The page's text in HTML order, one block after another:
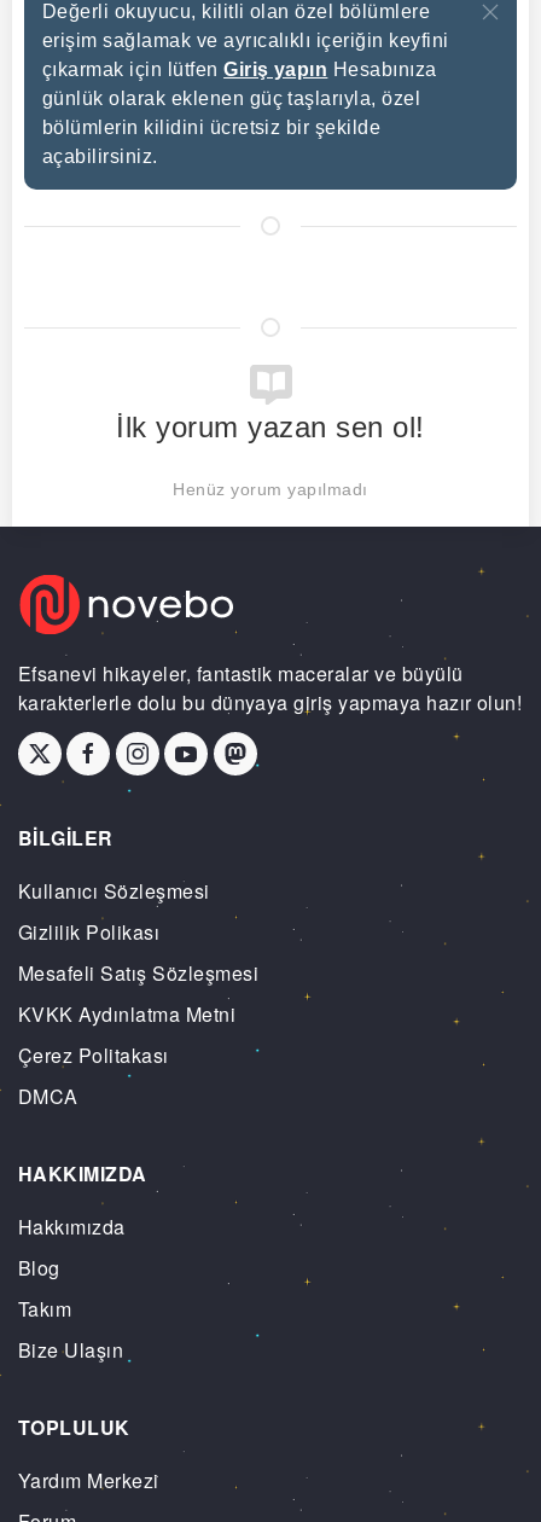
Değerli okuyucu, kilitli olan özel bölümlere
erişim sağlamak ve ayrıcalıklı içeriğin keyfini
çıkarmak için lütfenGiriş yapın Hesabınıza
günlük olarak eklenen güç taşlarıyla, özel
bölümlerin kilidini ücretsiz bir şekilde
açabilirsiniz.
İlk yorum yazan sen ol!
Henüz yorum yapılmadı
Efsanevi hikayeler, fantastik maceralar ve büyülü
karakterlerle dolu bu dünyaya giriş yapmaya hazır olun!
BİLGİLER
Kullanıcı Sözleşmesi
Gizlilik Polikası
Mesafeli Satış Sözleşmesi
KVKK Aydınlatma Metni
Çerez Politakası
DMCA
HAKKIMIZDA
Hakkımızda
Blog
Takım
Bize Ulaşın
TOPLULUK
Yardım Merkezi